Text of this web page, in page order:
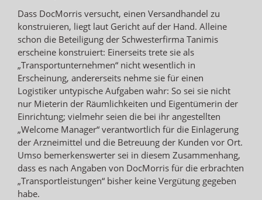
Dass DocMorris versucht, einen Versandhandel zu
konstruieren, liegt laut Gericht auf der Hand. Alleine
schon die Beteiligung der Schwesterfirma Tanimis
erscheine konstruiert: Einerseits trete sie als
„Transportunternehmen“ nicht wesentlich in
Erscheinung, andererseits nehme sie für einen
Logistiker untypische Aufgaben wahr: So sei sie nicht
nur Mieterin der Räumlichkeiten und Eigentümerin der
Einrichtung; vielmehr seien die bei ihr angestellten
„Welcome Manager“ verantwortlich für die Einlagerung
der Arzneimittel und die Betreuung der Kunden vor Ort.
Umso bemerkenswerter sei in diesem Zusammenhang,
dass es nach Angaben von DocMorris für die erbrachten
„Transportleistungen“ bisher keine Vergütung gegeben
habe.